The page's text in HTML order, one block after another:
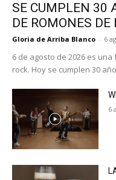
SE CUMPLEN 30
DE ROMONES DE
Gloria de Arriba Blanco - 6
6 de agosto de 2026 es
rock. Hoy se cumplen 30
6